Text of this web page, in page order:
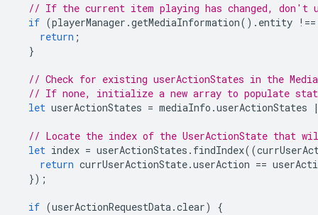
// If the current item playing has changed, don't
if (playerManager .getMediaInformation(). entity !==
return ;
}
// Check for existing userActionStates in the
// If none, initialize a new array to populate
let userActionStates = mediaInfo .userActionStates
// Locate the index of the UserActionState that
let index = userActionStates . findIndex((
return currUserActionState.userAction ==
});
if (userActionRequestData.clear)
{